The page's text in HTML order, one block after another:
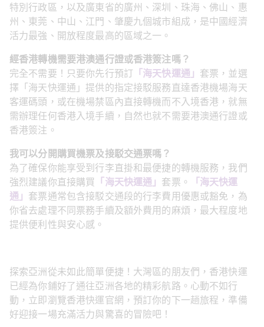
特別行政區，以及廣東省的廣州、深圳、珠海、佛山、惠
州、東莞、中山、江門、肇慶九個城市組成，是中國經濟
活力最強、開放程度最高的區域之一。
經香港轉機需要港澳通行證或香港簽注嗎？
完全不需要！只要你先行預訂 「海天快運通」 套票，並選
擇「海天快運通」提供的指定接駁服務直達香港機場海天
客運碼頭，或在機場禁區內直接轉機而不入境香港，就無
需辦理任何香港入境手續，自然也就不需要港澳通行證或
香港簽注。
我可以分開購買機票及接駁交通票嗎？
為了確保你能享受到行李直掛和最便捷的轉機服務，我們
強烈建議你直接購買 「海天快運通」 套票。
「海天快運
通」 套票通常包含接駁交通段的行李費用優惠或豁免，為
你省去處理不同票務手續及額外費用的麻煩，最大程度地
提供便利性與安心感。
探索亞洲從未如此簡單便捷！大灣區的朋友們，香港快運
已經為你鋪好了通往亞洲各地的精彩航路。心動不如行
動，立即瀏覽香港快運官網，預訂你的下一趟旅程，準備
好迎接一場充滿活力與驚喜的冒險吧！